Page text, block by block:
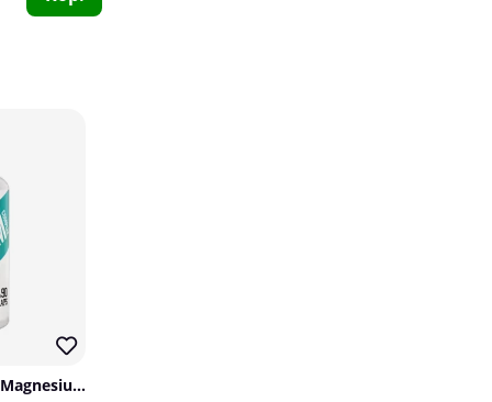
Swedish Supplements Magnesium Complex, 90 caps